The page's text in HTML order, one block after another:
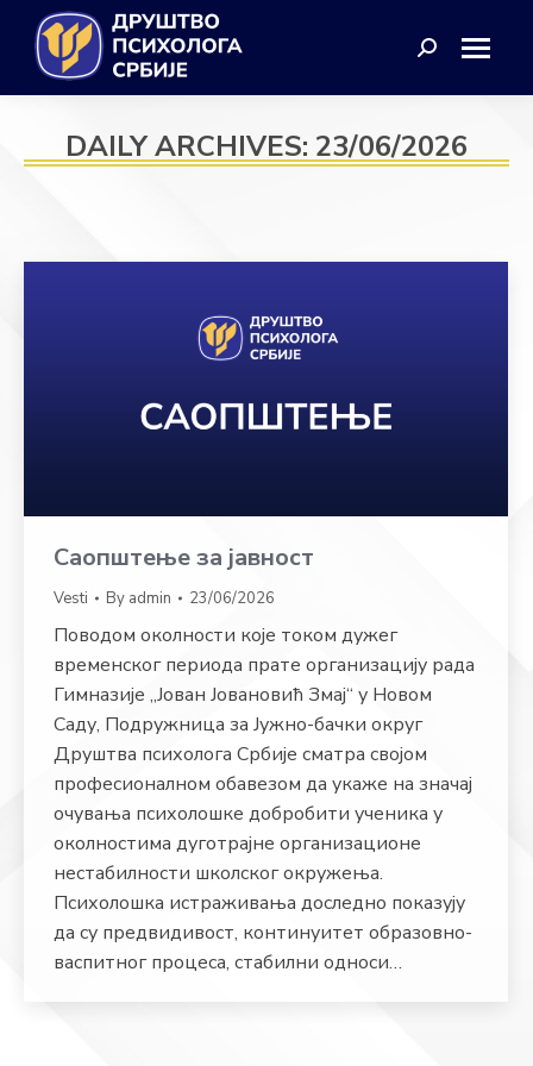
Search:
DAILY ARCHIVES: 23/06/2026
Саопштење за јавност
Vesti By admin 23/06/2026
Поводом околности које током дужег
временског периода прате организацију рада
Гимназије „Јован Јовановић Змај“ у Новом
Саду, Подружница за Јужно-бачки округ
Друштва психолога Србије сматра својом
професионалном обавезом да укаже на значај
очувања психолошке добробити ученика у
околностима дуготрајне организационе
нестабилности школског окружења.
Психолошка истраживања доследно показују
да су предвидивост, континуитет образовно-
васпитног процеса, стабилни односи…